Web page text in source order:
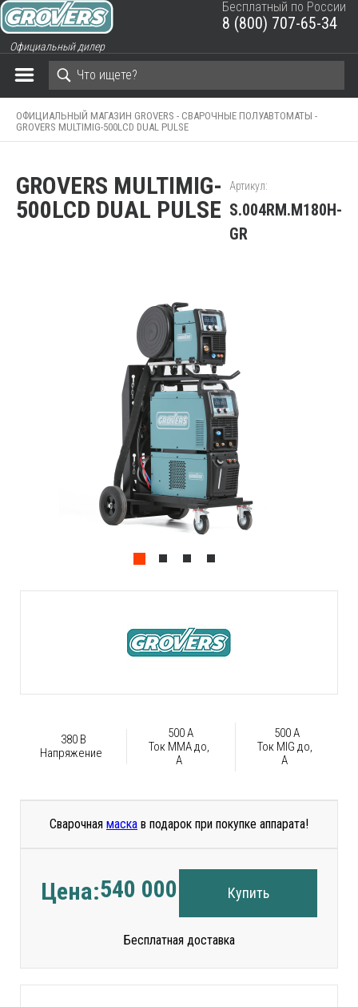
Официальный дилер
Бесплатный по России
8 (800) 707-65-34
ОФИЦИАЛЬНЫЙ МАГАЗИН GROVERS - СВАРОЧНЫЕ ПОЛУАВТОМАТЫ -
GROVERS MULTIMIG-500LCD DUAL PULSE
GROVERS MULTIMIG-
500LCD DUAL PULSE
Артикул:
S.004RM.M180H-
GR
380 В
Напряжение
500 А
Ток ММА до,
А
500 А
Ток MIG до,
А
Сварочная маска в подарок при покупке аппарата!
Цена:540 000
Бесплатная доставка
Купить
ЗАКРЫТЬ КОРЗИНУ